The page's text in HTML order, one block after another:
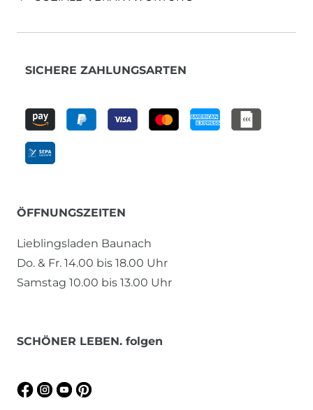
SICHERE ZAHLUNGSARTEN
ÖFFNUNGSZEITEN
Lieblingsladen Baunach
Do. & Fr. 14.00 bis 18.00 Uhr
Samstag 10.00 bis 13.00 Uhr
SCHÖNER LEBEN. folgen